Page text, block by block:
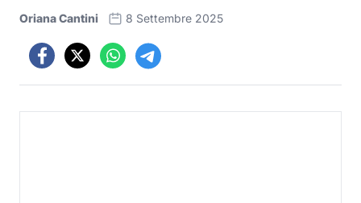
Oriana Cantini 8 Settembre 2025